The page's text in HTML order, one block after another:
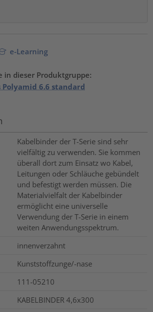
e-Learning
in dieser Produktgruppe:
6.6 standard
Kabelbinder der T-Serie sind sehr
vielfältig zu verwenden. Sie kommen
überall dort zum Einsatz wo Kabel,
Leitungen oder Schläuche gebündelt
und befestigt werden müssen. Die
Materialvielfalt der Kabelbinder
ermöglicht eine universelle
Verwendung der T-Serie in einem
weiten Anwendungsspektrum.
innenverzahnt
Kunststoffzunge/-nase
111-05210
KABELBINDER 4,6x300